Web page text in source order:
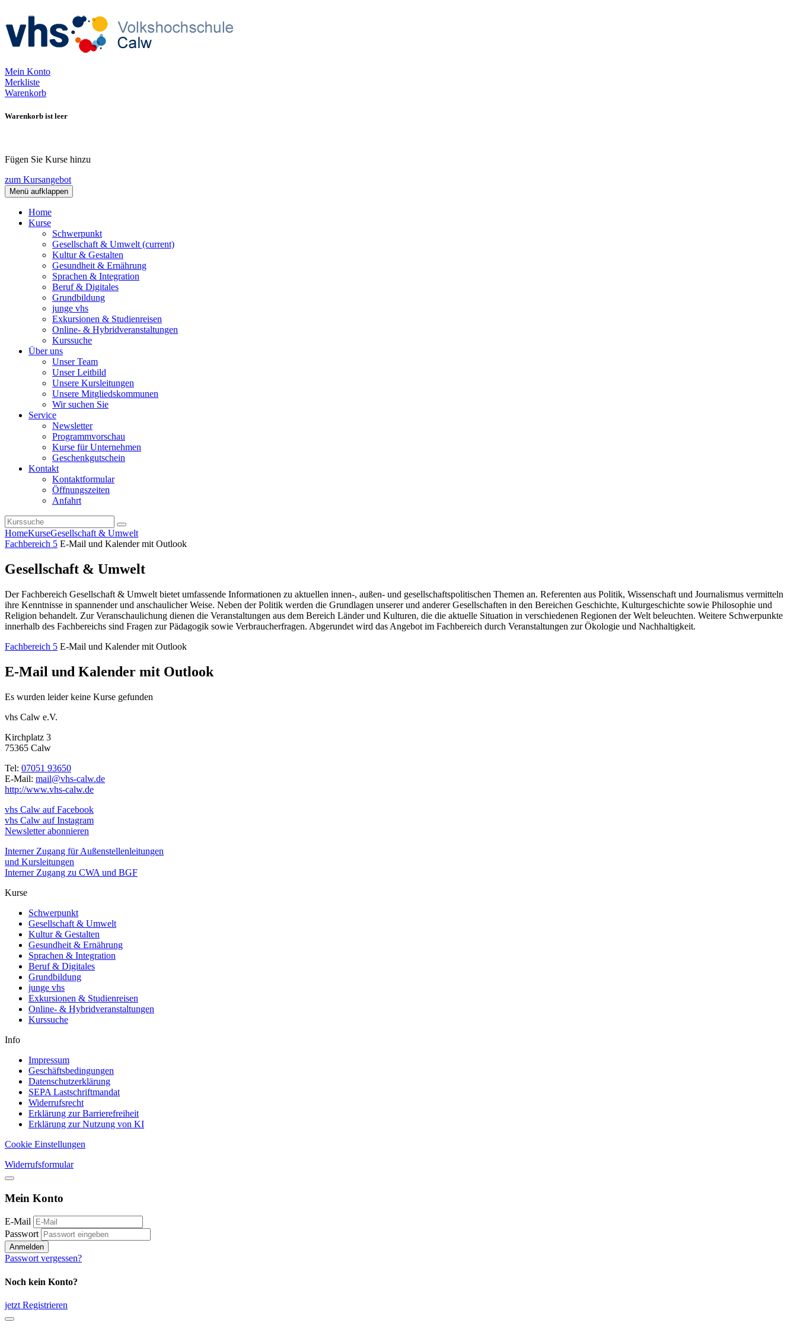
Mein Konto
Merkliste
Warenkorb
Warenkorb ist leer
Fügen Sie Kurse hinzu
zum Kursangebot
Menü aufklappen
Home
Kurse
Schwerpunkt
Gesellschaft & Umwelt (current)
Kultur & Gestalten
Gesundheit & Ernährung
Sprachen & Integration
Beruf & Digitales
Grundbildung
junge vhs
Exkursionen & Studienreisen
Online- & Hybridveranstaltungen
Kurssuche
Über uns
Unser Team
Unser Leitbild
Unsere Kursleitungen
Unsere Mitgliedskommunen
Wir suchen Sie
Service
Newsletter
Programmvorschau
Kurse für Unternehmen
Geschenkgutschein
Kontakt
Kontaktformular
Öffnungszeiten
Anfahrt
HomeKurseGesellschaft & Umwelt
Fachbereich 5 E-Mail und Kalender mit Outlook
Gesellschaft & Umwelt
Der Fachbereich Gesellschaft & Umwelt bietet umfassende Informationen zu aktuellen innen-, außen- und gesellschaftspolitischen Themen an. Referenten aus Politik, Wissenschaft und Journalismus vermitteln
ihre Kenntnisse in spannender und anschaulicher Weise. Neben der Politik werden die Grundlagen unserer und anderer Gesellschaften in den Bereichen Geschichte, Kulturgeschichte sowie Philosophie und
Religion behandelt. Zur Veranschaulichung dienen die Veranstaltungen aus dem Bereich Länder und Kulturen, die die aktuelle Situation in verschiedenen Regionen der Welt beleuchten. Weitere Schwerpunkte
innerhalb des Fachbereichs sind Fragen zur Pädagogik sowie Verbraucherfragen. Abgerundet wird das Angebot im Fachbereich durch Veranstaltungen zur Ökologie und Nachhaltigkeit.
Fachbereich 5 E-Mail und Kalender mit Outlook
E-Mail und Kalender mit Outlook
Es wurden leider keine Kurse gefunden
vhs Calw e.V.
Kirchplatz 3
75365 Calw
Tel: 07051 93650
E-Mail: mail@vhs-calw.de
http://www.vhs-calw.de
vhs Calw auf Facebook
vhs Calw auf Instagram
Newsletter abonnieren
Interner Zugang für Außenstellenleitungen
und Kursleitungen
Interner Zugang zu CWA und BGF
Kurse
Schwerpunkt
Gesellschaft & Umwelt
Kultur & Gestalten
Gesundheit & Ernährung
Sprachen & Integration
Beruf & Digitales
Grundbildung
junge vhs
Exkursionen & Studienreisen
Online- & Hybridveranstaltungen
Kurssuche
Info
Impressum
Geschäftsbedingungen
Datenschutzerklärung
SEPA Lastschriftmandat
Widerrufsrecht
Erklärung zur Barrierefreiheit
Erklärung zur Nutzung von KI
Cookie Einstellungen
Widerrufsformular
Mein Konto
E-Mail
Passwort
Anmelden
Passwort vergessen?
Noch kein Konto?
jetzt Registrieren